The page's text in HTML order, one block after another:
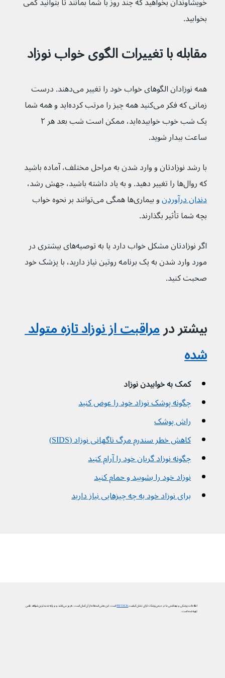
بخوابید.
مقابله با تغییرات الگوی خواب نوزاد
همه نوزادان الگوهای خواب خود را تغییر می‌دهند. درست
زمانی که فکر می‌کنید همه چیز را مرتب کرده‌اید و همه شما
ساعت بیدار شوید.
با رشد نوزادتان و وارد شدن به مراحل مختلف، آماده باشید
که روال‌ها را تغییر دهید. و به یاد داشته باشید، جهش رشد،
دندان درآوردن
و بیماری‌ها همگی می‌توانند بر نحوه خواب
بچه شما تأثیر بگذارند.
اگر نوزادتان مشکل خواب دارد یا به توصیه‌های بیشتری در
مورد وارد شدن به یک برنامه روتین نیاز دارید، با پزشک خود
صحبت کنید.
بیشتر در مراقبت از نوزاد تازه متولد
شده
کمک به خوابیدن نوزاد
چگونه پوشک نوزاد خود را عوض کنید
راش پوشک
کاهش خطر سندرم مرگ ناگهانی نوزاد (SIDS)
چگونه نوزاد گریان خود را آرام کنید
نوزاد خود را بشویید و حمام کنید
برای نوزاد خود به چه چیزهایی نیاز دارید
اطلاعات پزشکی و بهداشتی ما در دیجی‌پزشک دارای نشان کیفیتPIF TICKاست. این یعنی استفاده از آن آسان است، به‌روز می‌باشد و بر پایه جدیدترین شواهد علمی
تهیه شده است.